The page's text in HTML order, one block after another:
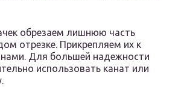
обрезаем лишнюю часть
отрезке. Прикрепляем их к
Для большей надежности
использовать канат или